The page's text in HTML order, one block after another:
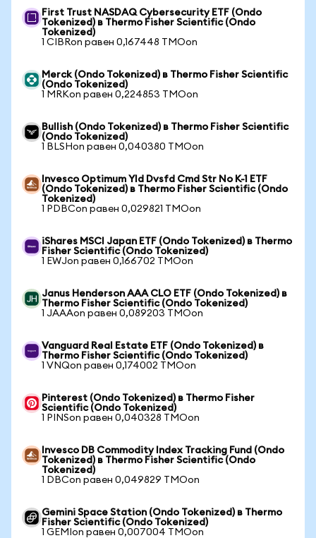
First Trust NASDAQ Cybersecurity ETF (Ondo
Tokenized) в Thermo Fisher Scientific (Ondo
Tokenized)
1 CIBRon равен 0,167448 TMOon
Merck (Ondo Tokenized) в Thermo Fisher Scientific
(Ondo Tokenized)
1 MRKon равен 0,224853 TMOon
Bullish (Ondo Tokenized) в Thermo Fisher Scientific
(Ondo Tokenized)
1 BLSHon равен 0,040380 TMOon
Invesco Optimum Yld Dvsfd Cmd Str No K-1 ETF
(Ondo Tokenized) в Thermo Fisher Scientific (Ondo
Tokenized)
1 PDBCon равен 0,029821 TMOon
iShares MSCI Japan ETF (Ondo Tokenized) в Thermo
Fisher Scientific (Ondo Tokenized)
1 EWJon равен 0,166702 TMOon
Janus Henderson AAA CLO ETF (Ondo Tokenized) в
Thermo Fisher Scientific (Ondo Tokenized)
1 JAAAon равен 0,089203 TMOon
Vanguard Real Estate ETF (Ondo Tokenized) в
Thermo Fisher Scientific (Ondo Tokenized)
1 VNQon равен 0,174002 TMOon
Pinterest (Ondo Tokenized) в Thermo Fisher
Scientific (Ondo Tokenized)
1 PINSon равен 0,040328 TMOon
Invesco DB Commodity Index Tracking Fund (Ondo
Tokenized) в Thermo Fisher Scientific (Ondo
Tokenized)
1 DBCon равен 0,049829 TMOon
Gemini Space Station (Ondo Tokenized) в Thermo
Fisher Scientific (Ondo Tokenized)
1 GEMIon равен 0,007004 TMOon